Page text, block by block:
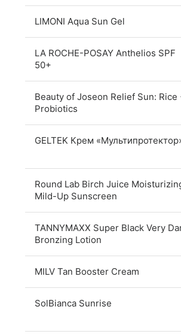
LIMONI Aqua Sun Gel
LA ROCHE-POSAY Anthelios SPF
50+
Beauty of Joseon Relief Sun: Rice
Probiotics
GELTEK Крем
Round Lab Birch Juice
Mild-Up Sunscreen
TANNYMAXX Super Black Very
Bronzing Lotion
MILV Tan Booster Cream
SolBianca Sunrise